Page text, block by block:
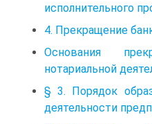
исполнительного
4. Прекращение
Основания
нотариальной
§ 3. Порядок
деятельности